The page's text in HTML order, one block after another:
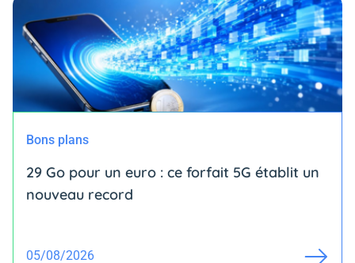
Bons plans
29 Go pour un euro : ce forfait 5G établit un
nouveau record
05/08/2026